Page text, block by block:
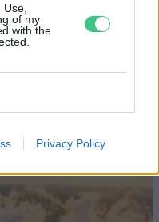
of my
with the
Privacy Policy
meg,
áradó és a